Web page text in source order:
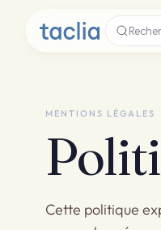
MENTIONS LÉGALES
Cette politique